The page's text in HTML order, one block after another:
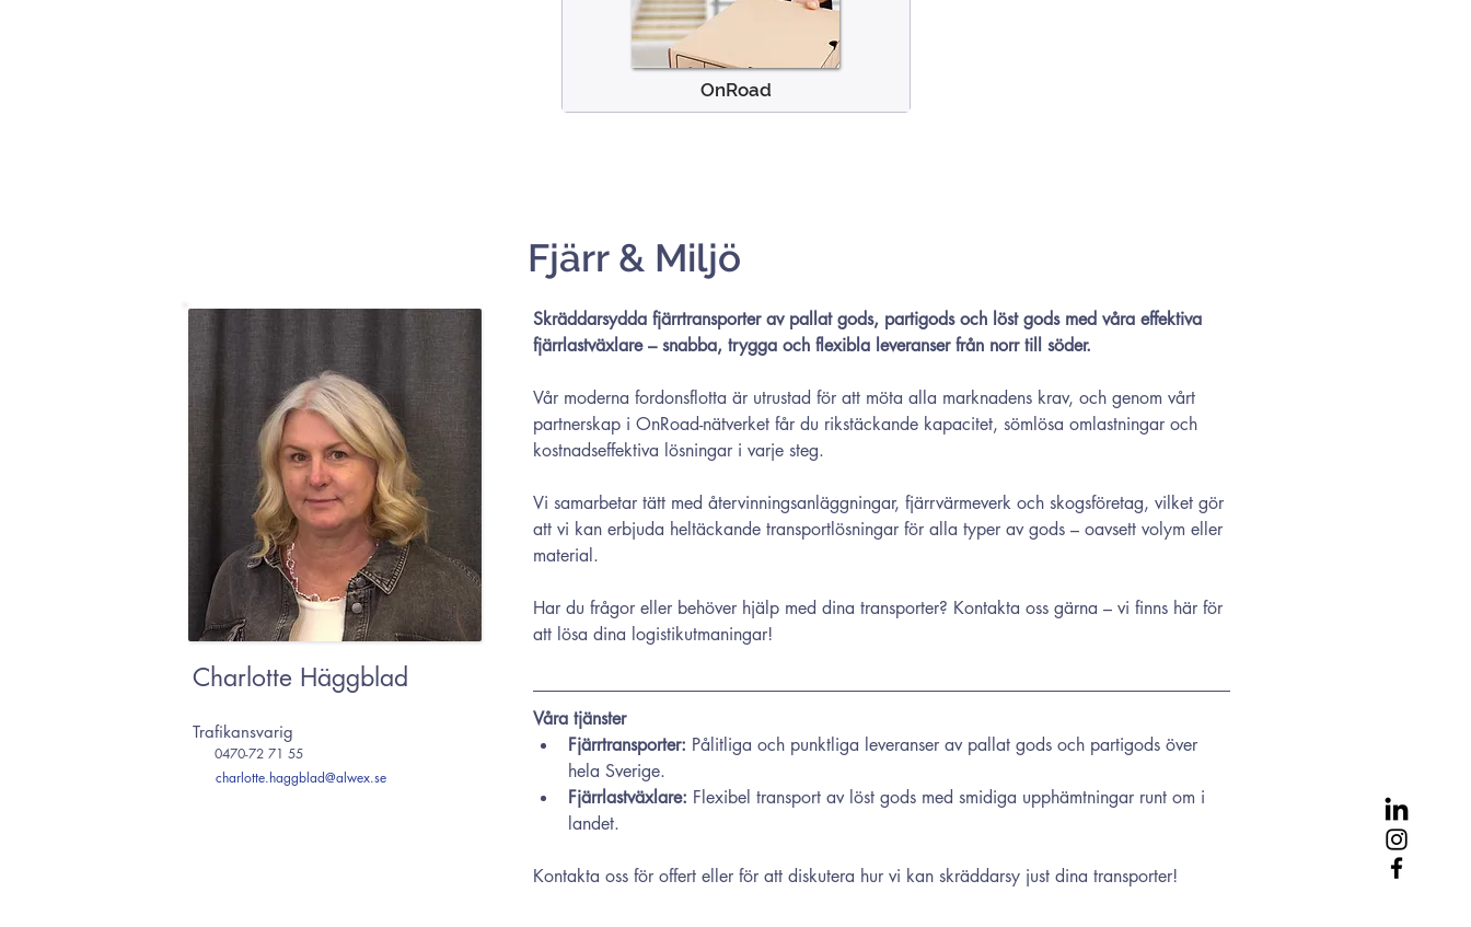
OnRoad
Charlotte Häggblad
Trafikansvarig
0470-72 71 55
charlotte.haggblad@alwex.se
Fjärr & Miljö
Skräddarsydda fjärrtransporter av pallat gods, partigods och löst gods med våra effektiva
fjärrlastväxlare – snabba, trygga och flexibla leveranser från norr till söder.
Vår moderna fordonsflotta är utrustad för att möta alla marknadens krav, och genom vårt
partnerskap i OnRoad-nätverket får du rikstäckande kapacitet, sömlösa omlastningar och
kostnadseffektiva lösningar i varje steg.
Vi samarbetar tätt med återvinningsanläggningar, fjärrvärmeverk och skogsföretag, vilket gör
att vi kan erbjuda heltäckande transportlösningar för alla typer av gods – oavsett volym eller
material.
Har du frågor eller behöver hjälp med dina transporter? Kontakta oss gärna – vi finns här för
att lösa dina logistik­utmaningar!
Våra tjänster
Fjärrtransporter: Pålitliga och punktliga leveranser av pallat gods och partigods över
hela Sverige.
Fjärrlastväxlare: Flexibel transport av löst gods med smidiga upphämtningar runt om i
landet.
Kontakta oss för offert eller för att diskutera hur vi kan skräddarsy just dina transporter!